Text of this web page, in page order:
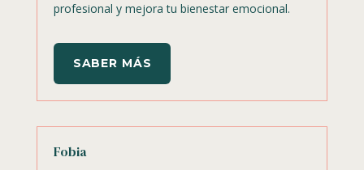
profesional y mejora tu bienestar emocional.
SABER MÁS
Fobia